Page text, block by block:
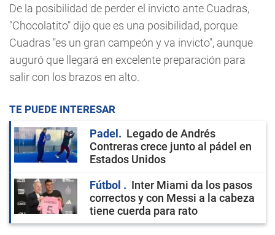
De la posibilidad de perder el invicto ante Cuadras,
"Chocolatito" dijo que es una posibilidad, porque
Cuadras "es un gran campeón y va invicto", aunque
auguró que llegará en excelente preparación para
salir con los brazos en alto.
TE PUEDE INTERESAR
Padel
Legado de Andrés
Contreras crece junto al pádel en
Estados Unidos
Fútbol
Inter Miami da los pasos
correctos y con Messi a la cabeza
tiene cuerda para rato